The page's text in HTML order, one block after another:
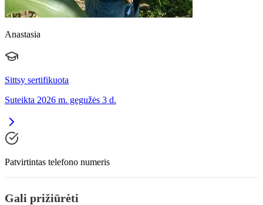
Anastasia
Sittsy sertifikuota
Suteikta 2026 m. gegužės 3 d.
Patvirtintas telefono numeris
Gali prižiūrėti